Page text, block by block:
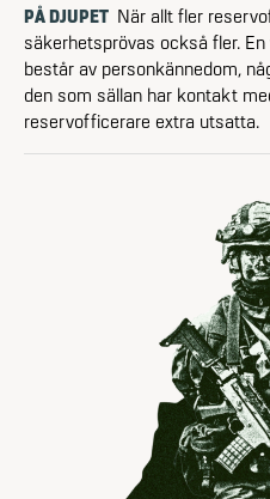
PÅ DJUPET När allt fler
säkerhetsprövas också fler.
består av personkännedom,
den som sällan har kontakt
reservofficerare extra utsatta.